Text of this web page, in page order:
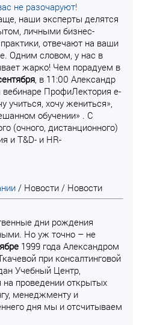
не разочаруют!
наши эксперты делятся
личными бизнес-
отвечают на ваши
Одним словом, у нас в
жарко! Чем порадуем в
, в 11:00 Александр
ПрофиЛектория e-
учиться, хочу жениться»,
обучении» . С
(очного, дистанционного)
и T&D- и HR-
/ Новости / Новости
дни рождения
Но уж точно – не
1999 года Александром
при консалтинговой
Учебный Центр,
проведении открытых
менеджменту и
дня мы и отсчитываем